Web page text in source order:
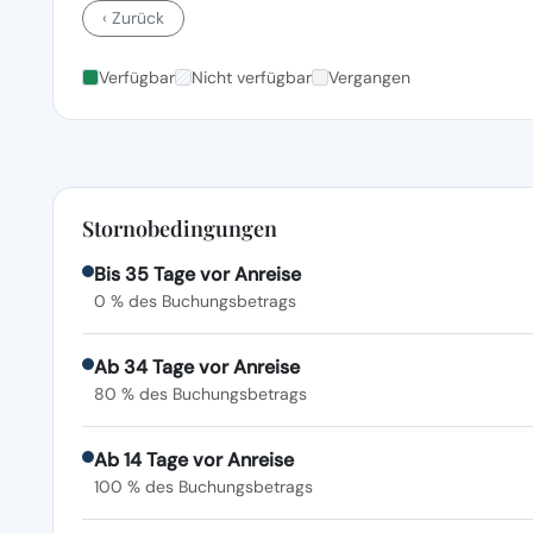
‹ Zurück
Verfügbar Nicht verfügbar Vergangen
Stornobedingungen
Bis 35 Tage vor Anreise
0 % des Buchungsbetrags
Ab 34 Tage vor Anreise
80 % des Buchungsbetrags
Ab 14 Tage vor Anreise
100 % des Buchungsbetrags